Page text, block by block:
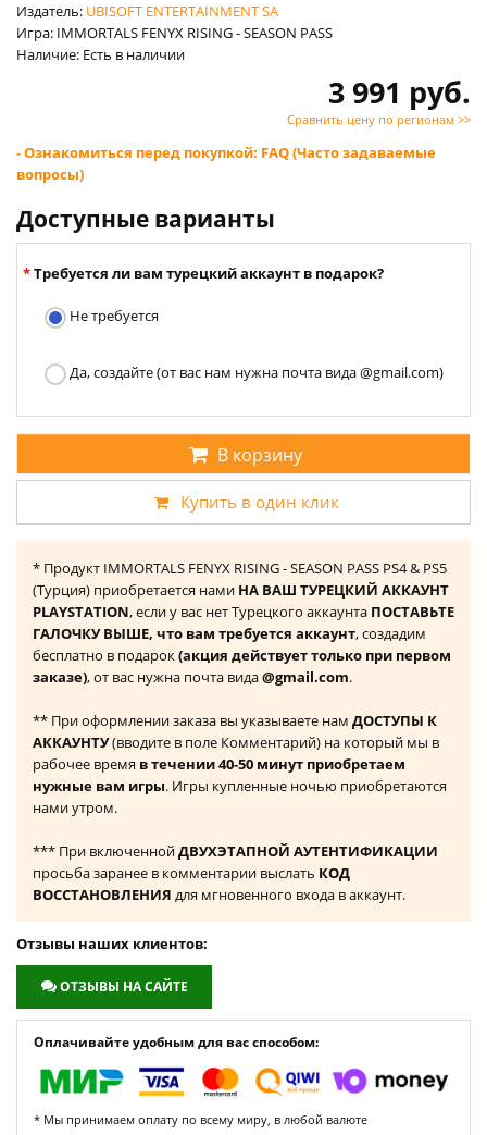
Издатель: UBISOFT ENTERTAINMENT SA
Игра: IMMORTALS FENYX RISING - SEASON PASS
Наличие: Есть в наличии
3 991 руб.
Сравнить цену по регионам >>
- Ознакомиться перед покупкой: FAQ (Часто задаваемые
вопросы)
Доступные варианты
Требуется ли вам турецкий аккаунт в подарок?
Не требуется
Да, создайте (от вас нам нужна почта вида @gmail.com)
В корзину
Купить в один клик
* Продукт IMMORTALS FENYX RISING - SEASON PASS PS4 & PS5
(Турция) приобретается нами НА ВАШ ТУРЕЦКИЙ АККАУНТ
PLAYSTATION, если у вас нет Турецкого аккаунта ПОСТАВЬТЕ
ГАЛОЧКУ ВЫШЕ, что вам требуется аккаунт, создадим
бесплатно в подарок(акция действует только при первом
заказе), от вас нужна почта вида@gmail.com.
** При оформлении заказа вы указываете нам ДОСТУПЫ К
АККАУНТУ(вводите в поле Комментарий) на который мы в
рабочее время в течении 40-50 минут приобретаем
нужные вам игры. Игры купленные ночью приобретаются
нами утром.
*** При включеннойДВУХЭТАПНОЙ АУТЕНТИФИКАЦИИ
просьба заранее в комментарии выслать КОД
ВОССТАНОВЛЕНИЯ для мгновенного входа в аккаунт.
Отзывы наших клиентов:
ОТЗЫВЫ НА САЙТЕ
Оплачивайте удобным для вас способом:
* Мы принимаем оплату по всему миру, в любой валюте